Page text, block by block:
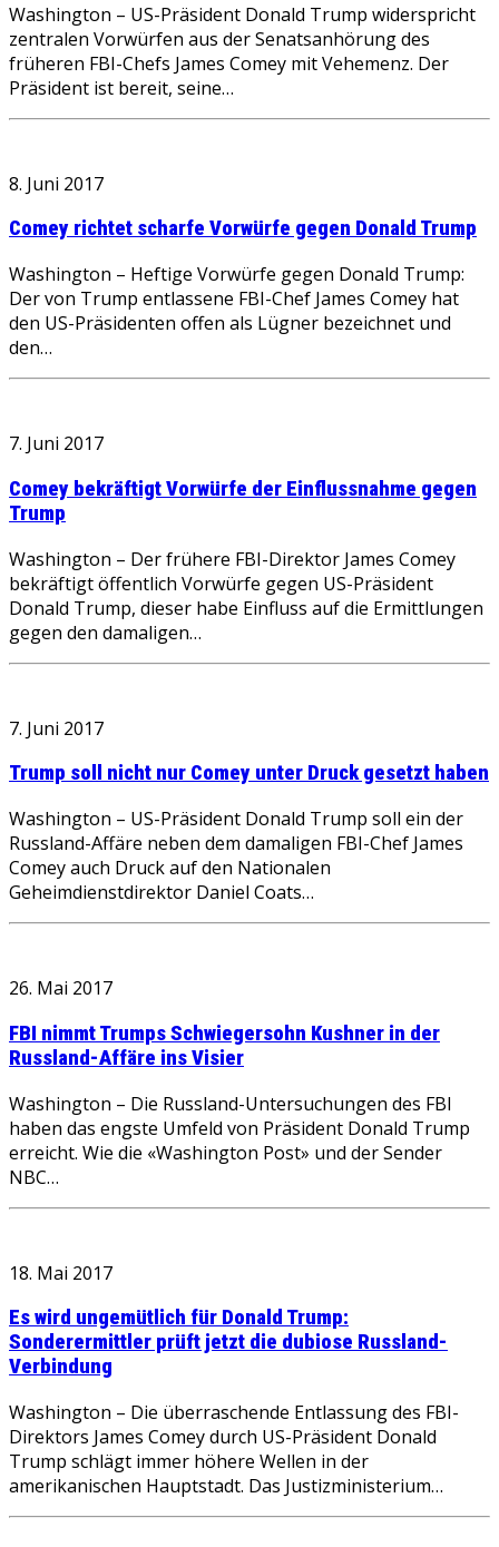
Washington – US-Präsident Donald Trump widerspricht
zentralen Vorwürfen aus der Senatsanhörung des
früheren FBI-Chefs James Comey mit Vehemenz. Der
Präsident ist bereit, seine…
8. Juni 2017
Comey richtet scharfe Vorwürfe gegen Donald Trump
Washington – Heftige Vorwürfe gegen Donald Trump:
Der von Trump entlassene FBI-Chef James Comey hat
den US-Präsidenten offen als Lügner bezeichnet und
den…
7. Juni 2017
Comey bekräftigt Vorwürfe der Einflussnahme gegen
Trump
Washington – Der frühere FBI-Direktor James Comey
bekräftigt öffentlich Vorwürfe gegen US-Präsident
Donald Trump, dieser habe Einfluss auf die Ermittlungen
gegen den damaligen…
7. Juni 2017
Trump soll nicht nur Comey unter Druck gesetzt haben
Washington – US-Präsident Donald Trump soll ein der
Russland-Affäre neben dem damaligen FBI-Chef James
Comey auch Druck auf den Nationalen
Geheimdienstdirektor Daniel Coats…
26. Mai 2017
FBI nimmt Trumps Schwiegersohn Kushner in der
Russland-Affäre ins Visier
Washington – Die Russland-Untersuchungen des FBI
haben das engste Umfeld von Präsident Donald Trump
erreicht. Wie die «Washington Post» und der Sender
NBC…
18. Mai 2017
Es wird ungemütlich für Donald Trump:
Sonderermittler prüft jetzt die dubiose Russland-
Verbindung
Washington – Die überraschende Entlassung des FBI-
Direktors James Comey durch US-Präsident Donald
Trump schlägt immer höhere Wellen in der
amerikanischen Hauptstadt. Das Justizministerium…